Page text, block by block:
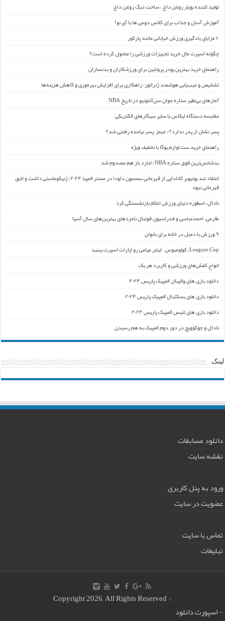
تولید کننده بویلر روغن داغ ، ساخت دیگ روغن داغ
آموزش آسان و جذاب برای کلاس دومی ها با آی نو!
۱۰ مزایای یادگیری ورزش خیابانی مانند پارکور
چگونه اسپرت مال خرید تجهیزات ورزشی را متحول کرده است؟
راهنمای خرید بهترین پودر پروتئین برای ورزشکاران و بدنسازان
تشخیص و عیب‌یابی هوشمند ژنراتور: راهکاری برای افزایش بهره‌وری و کاهش هزینه‌ها
آمارهای بی‌نظیر ستاره جوان سن‌آنتونیو در تاریخ NBA
مقایسه دستگاه ایکاس با سایر سیگارهای الکتریکی
پسر نشان از پدر ندارد؟/ جیمز ِ پسر نیامده رفتنی شد؟
راهنمای خرید ست لوازم یوگا با تخفیف ویژه
بدشانس‌ترین فوق ستاره NBA/ لنارد باز هم مصدوم شد
انتقاد تند یوتیوبر کانادایی از قهرمانی سمسون داودا در مستر المپیا ۲۰۲۴: ژنیکوماستی داشت و لایق
قهرمانی نبود
نادال، اسطوره دنیای ورزش اعلام بازنشستگی کرد
طارمی، احمدعباسی و فدراسیون فوتبال نامزدهای بهترین‌های سال آسیا
۹ ورزش با دمبل در خانه برای بانوان
Leagues Cup: کولومبوس – اینتر میامی رو اپارات اسپرت ببنید
انواع کفش‌های ورزشی و کاربرد هر یک
دانلود بازی های والیبال المپیک پاریس ۲۰۲۴
دانلود بازی های بسکتبال المپیک پاریس ۲۰۲۴
دانلود بازی های تنیس المپیک پاریس ۲۰۲۴
نادال و جوکوویچ در دور دوم المپیک به هم رسیدن
لینک
دانلود مسابقات
نقشه سایت
ورود به پنل کاربری
عضویت در سایت
تماس با سایت
تبلیغات
© Copyright 2026, All Rights Reserved
-اسپورت دانلود